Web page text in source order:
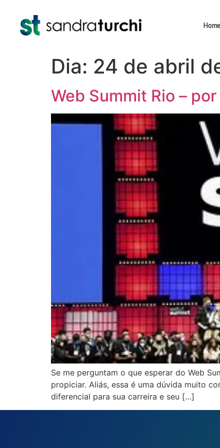
Dia: 24 de abril
Web Summit Rio –
Se me perguntam o que esperar do Web
propiciar. Aliás, essa é uma dúvida muito
diferencial para sua carreira e seu […]